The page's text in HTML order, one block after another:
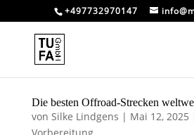
+497732970147
Die besten Offroad-Strecken
von Silke Lindgens | Mai 12, 2025